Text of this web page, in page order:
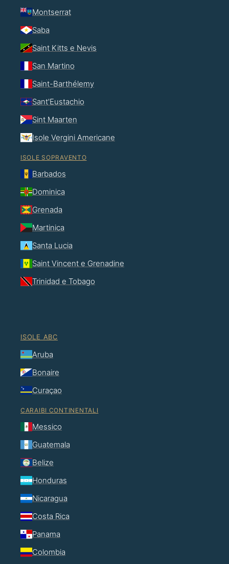
Montserrat
Saba
Saint Kitts e Nevis
San Martino
Saint-Barthélemy
Sant'Eustachio
Sint Maarten
Isole Vergini Americane
ISOLE SOPRAVENTO
Barbados
Dominica
Grenada
Martinica
Santa Lucia
Saint Vincent e Grenadine
Trinidad e Tobago
ISOLE ABC
Aruba
Bonaire
Curaçao
CARAIBI CONTINENTALI
Messico
Guatemala
Belize
Honduras
Nicaragua
Costa Rica
Panama
Colombia